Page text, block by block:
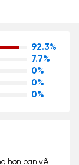
92.3%
7.7%
0%
0%
0%
hơn bạn về